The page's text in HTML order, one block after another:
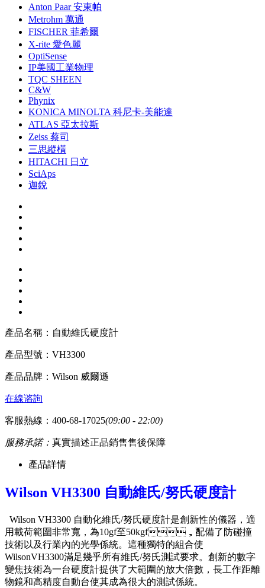
Anton Paar 安東帕
Metrohm 萬通
FISCHER 菲希爾
X-rite 愛色麗
OptiSense
IP美國工業物理
TQC SHEEN
C&W
Phynix
KONICA MINOLTA 科尼卡-美能達
ATLAS 亞太拉斯
Zeiss 蔡司
三思縱橫
HITACHI 日立
SciAps
迦銳
產品名稱： 自動維氏硬度計
產品型號： VH3300
產品品牌： Wilson 威爾遜
在線谘詢
客服熱線：400-68-17025(09:00 - 22:00)
服務承諾： 真實描述正品銷售售後保障
產品詳情
Wilson VH3300 自動維氏/努氏硬度計
Wilson VH3300 自動化維氏/努氏硬度計是創新性的儀器，適
用載荷範圍非常寬，為10gf至50kgf，配備了防碰撞
技術以及行業內的光學係統。這種獨特的組合使
WilsonVH3300滿足幾乎所有維氏/努氏測試要求。創新的數字
變焦技術為一台硬度計提供了大範圍的放大倍數，長工作距離
物鏡和高精度自動台使其成為很大的測試係統。